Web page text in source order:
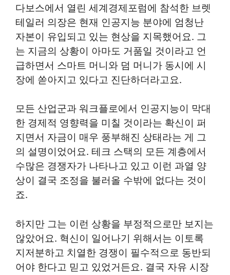
다보스에서 열린 세계경제포럼에 참석한 브렛
테일러 의장은 현재 인공지능 분야에 엄청난
자본이 유입되고 있는 현상을 지목했어요. 그
는 지금의 상황이 아마도 거품일 것이라고 언
급하면서 스마트 머니와 덤 머니가 동시에 시
장에 쏟아지고 있다고 진단하더라고요.
모든 산업군과 워크플로에서 인공지능이 막대
한 경제적 영향력을 미칠 것이라는 확신이 퍼
지면서 자금이 매우 풍부해진 상태라는 게 그
의 설명이었어요. 테크 스택의 모든 계층에서
수많은 경쟁자가 나타나고 있고 이런 과열 양
상이 결국 조정을 불러올 수밖에 없다는 것이
죠.
하지만 그는 이런 상황을 부정적으로만 보지는
않았어요. 혁신이 일어나기 위해서는 이토록
지저분하고 치열한 경쟁이 필수적으로 동반되
어야 한다고 믿고 있었거든요. 결국 자유 시장